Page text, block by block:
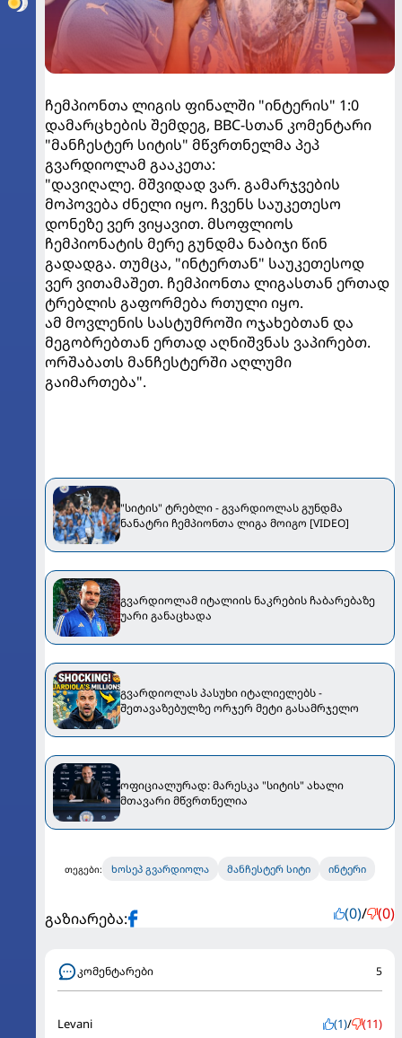
ჩემპიონთა ლიგის ფინალში "ინტერის" 1:0
დამარცხების შემდეგ, BBC-სთან კომენტარი
"მანჩესტერ სიტის" მწვრთნელმა პეპ
გვარდიოლამ გააკეთა:
"დავიღალე. მშვიდად ვარ. გამარჯვების
მოპოვება ძნელი იყო. ჩვენს საუკეთესო
დონეზე ვერ ვიყავით. მსოფლიოს
ჩემპიონატის მერე გუნდმა ნაბიჯი წინ
გადადგა. თუმცა, "ინტერთან" საუკეთესოდ
ვერ ვითამაშეთ. ჩემპიონთა ლიგასთან ერთად
ტრებლის გაფორმება რთული იყო.
ამ მოვლენის სასტუმროში ოჯახებთან და
მეგობრებთან ერთად აღნიშვნას ვაპირებთ.
ორშაბათს მანჩესტერში აღლუმი
გაიმართება".
"სიტის" ტრებლი - გვარდიოლას გუნდმა
ნანატრი ჩემპიონთა ლიგა მოიგო [VIDEO]
გვარდიოლამ იტალიის ნაკრების ჩაბარებაზე
უარი განაცხადა
გვარდიოლას პასუხი იტალიელებს -
შეთავაზებულზე ორჯერ მეტი გასამრჯელო
ოფიციალურად: მარესკა "სიტის" ახალი
მთავარი მწვრთნელია
თეგები: ხოსეპ გვარდიოლა მანჩესტერ სიტი ინტერი
გაზიარება: (0)/ (0)
კომენტარები 5
Levani (1)/ (11)